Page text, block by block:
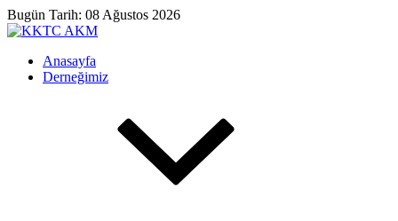
Bugün Tarih: 08 Ağustos 2026
Anasayfa
Derneğimiz